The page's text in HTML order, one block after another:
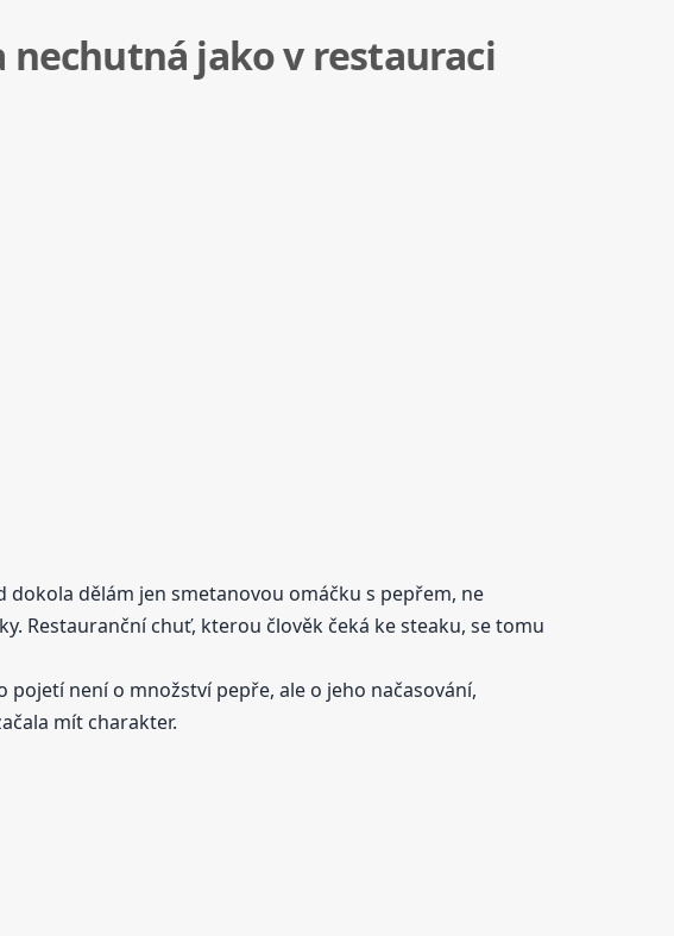
nechutná jako v restauraci
dělám jen smetanovou omáčku s pepřem, ne
Restauranční chuť, kterou člověk čeká ke steaku, se tomu
není o množství pepře, ale o jeho načasování,
mít charakter.